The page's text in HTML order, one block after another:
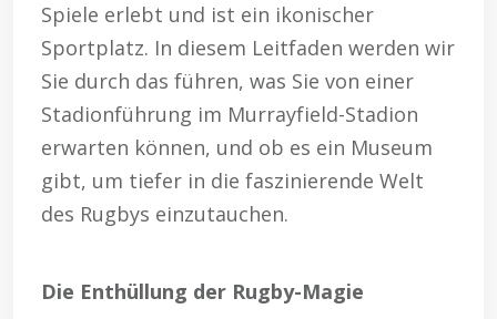
Spiele erlebt und ist ein ikonischer
Sportplatz. In diesem Leitfaden werden wir
Sie durch das führen, was Sie von einer
Stadionführung im Murrayfield-Stadion
erwarten können, und ob es ein Museum
gibt, um tiefer in die faszinierende Welt
des Rugbys einzutauchen.
Die Enthüllung der Rugby-Magie